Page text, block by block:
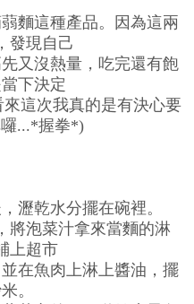
麵這種產品。因為這兩
發現自己
又沒熱量，吃完還有飽
下決定
這次我真的是有決心要
...*握拳*)
瀝乾水分擺在碗裡。
將泡菜汁拿來當麵的淋
上超市
在魚肉上淋上醬油，擺
。